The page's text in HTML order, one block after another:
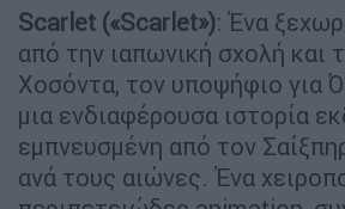
Scarlet («Scarlet»): Ένα
από την ιαπωνική σχολή και
Χοσόντα, τον υποψήφιο για
μια ενδιαφέρουσα ιστορία
εμπνευσμένη από τον
ανά τους αιώνες. Ένα